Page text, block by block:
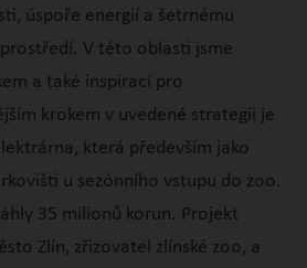
úspoře energií a šetrnému
V této oblasti jsme
a také inspirací pro
krokem v uvedené strategii je
která především jako
u sezónního vstupu do zoo.
35 milionů korun. Projekt
Zlín, zřizovatel zlínské zoo, a